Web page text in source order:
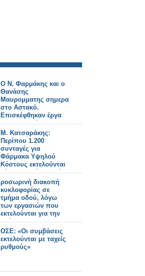
Ο Ν. Φαρμάκης και ο
Θανάσης
Μαυρομματης σημερα
στο Αστακό.
Επισκέφθηκαν έργα
που εκτελούνται στην
περιοχή και
συναντήθηκαν με
φορείς και πολίτες
(φωτο-βιντεο)
Μ. Κατσαράκης:
Περίπου 1.200
συνταγές για
Φάρμακα Υψηλού
Κόστους εκτελούνται
κάθε εβδομάδα από
τα ιδιωτικά φαρμακεία
ροσωρινή διακοπή
κυκλοφορίας σε
τμήμα οδού, λόγω
των εργασιών που
εκτελούνται για την
ανάπλαση της
πλατείας Αστακού
(πλακοστρώσεις).
ΟΣΕ: «Οι συμβάσεις
εκτελούνται με ταχείς
ρυθμούς»